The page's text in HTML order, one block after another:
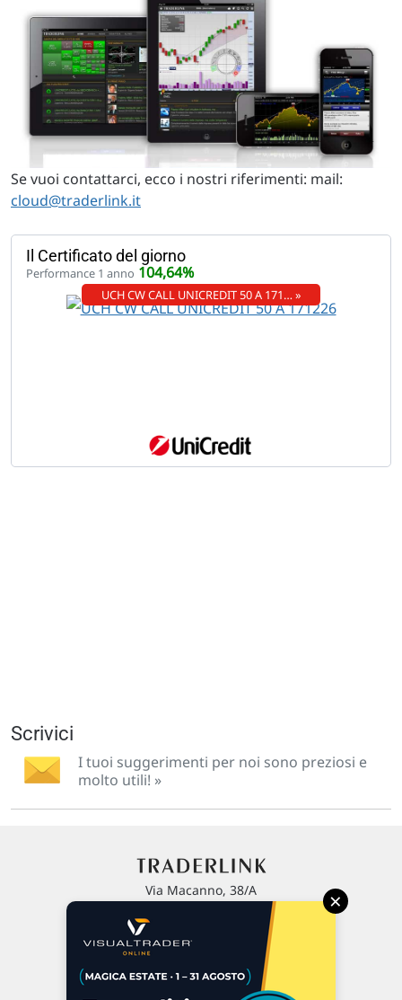
Se vuoi contattarci, ecco i nostri riferimenti: mail:
cloud@traderlink.it
Il Certificato del giorno
Performance 1 anno 104,64%
UCH CW CALL UNICREDIT 50 A 171… »
Scrivici
I tuoi suggerimenti per noi sono preziosi e
molto utili! »
Via Macanno, 38/A
P.IVA 02 452 460 401
Chi siamo
×